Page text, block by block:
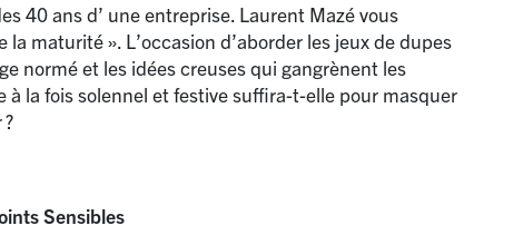
40 ans d’ une entreprise. Laurent Mazé vous
la maturité». L’occasion d’aborder les jeux de dupes
normé et les idées creuses qui gangrènent les
à la fois solennel et festive suffira-t-elle pour masquer
?
Sensibles